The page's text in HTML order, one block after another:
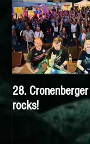
28.
rocks!